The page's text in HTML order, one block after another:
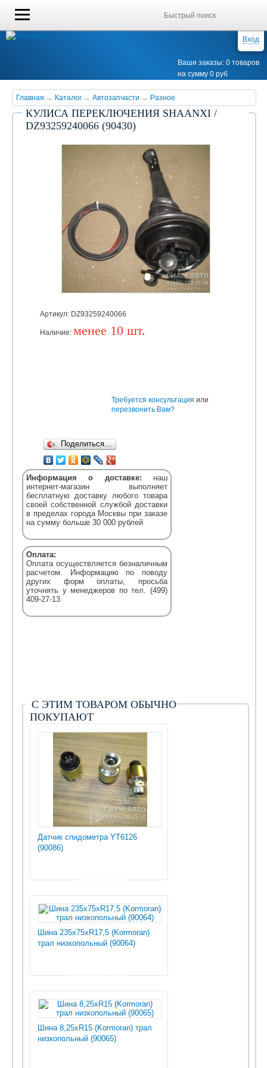
Вход
Ваши заказы: 0 товаров
на сумму 0 руб
Главная → Каталог → Автозапчасти → Разное
КУЛИСА ПЕРЕКЛЮЧЕНИЯ SHAANXI /
DZ93259240066 (90430)
Артикул: DZ93259240066
Наличие: менее 10 шт.
Поделиться…
Требуется консультация или
перезвонить Вам?
Информация о доставке: наш
интернет-магазин выполняет
бесплатную доставку любого товара
своей собственной службой доставки
в пределах города Москвы при заказе
на сумму больше 30 000 рублей
Оплата:
Оплата осуществляется безналичным
расчетом. Информацию по поводу
других форм оплаты, просьба
уточнять у менеджеров по тел. (499)
409-27-13
С ЭТИМ ТОВАРОМ ОБЫЧНО
ПОКУПАЮТ
Датчик спидометра YT6126
(90086)
7 500.00 руб
Шина 235х75хR17,5 (Kormoran)
трал низкопольный (90064)
40 500.00 руб
Шина 8,25хR15 (Kormoran) трал
низкопольный (90065)